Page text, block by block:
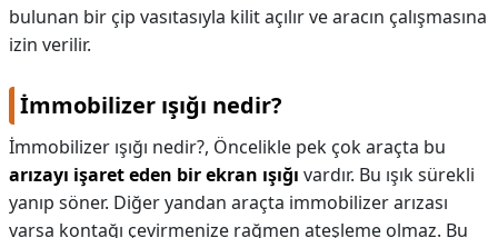
bulunan bir çip vasıtasıyla kilit açılır ve aracın çalışmasına
izin verilir.
İmmobilizer ışığı nedir?
İmmobilizer ışığı nedir?, Öncelikle pek çok araçta bu
arızayı işaret eden bir ekran ışığı vardır. Bu ışık sürekli
yanıp söner. Diğer yandan araçta immobilizer arızası
varsa kontağı çevirmenize rağmen ateşleme olmaz. Bu